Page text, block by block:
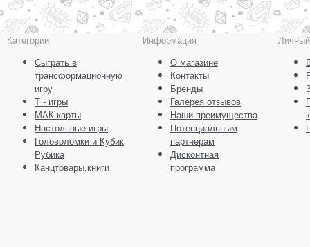
Категории
Сыграть в
трансформационную
игру
Т - игры
МАК карты
Настольные игры
Головоломки и Кубик
Рубика
Канцтовары,книги
Информация
О магазине
Контакты
Бренды
Галерея отзывов
Наши преимущества
Потенциальным
партнерам
Дисконтная
программа